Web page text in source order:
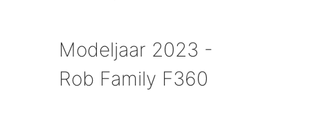
Modeljaar 2023 -
Rob Family F360